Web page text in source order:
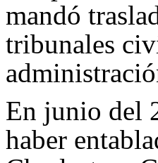
mandó
tribunales
En junio del
haber